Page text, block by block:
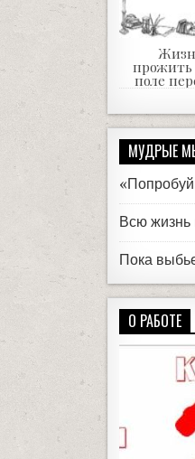
поле
МУДРЫЕ
Всю жизнь
Пока
О РАБОТЕ